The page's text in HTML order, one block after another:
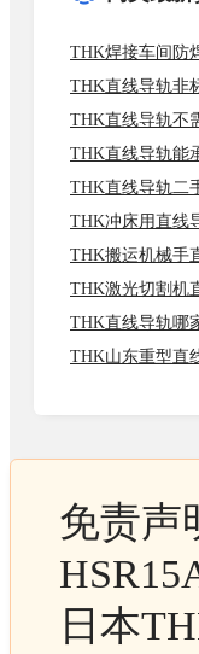
THK焊接车间防
THK直线导轨非
THK直线导轨不
THK直线导轨能
THK直线导轨二
THK冲床用直线
THK搬运机械手
THK激光切割机
THK直线导轨哪
THK山东重型直
免责声
日本